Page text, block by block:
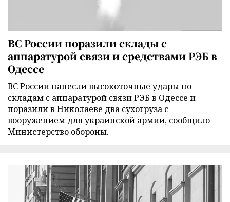
ВС России поразили склады с
аппаратурой связи и средствами РЭБ в
Одессе
ВС России нанесли высокоточные удары по
складам с аппаратурой связи РЭБ в Одессе и
поразили в Николаеве два сухогруза с
вооружением для украинской армии, сообщило
Министерство обороны.